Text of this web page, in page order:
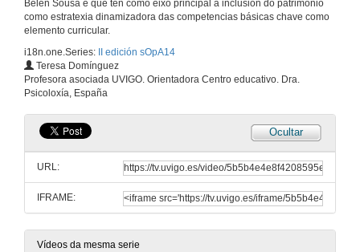
Belén Sousa e que ten como eixo principal a inclusión do patrimonio
como estratexia dinamizadora das competencias básicas chave como
elemento curricular.
i18n.one.Series:
II edición sOpA14
Teresa Domínguez
Profesora asociada UVIGO. Orientadora Centro educativo. Dra.
Psicoloxía, España
Ocultar
URL:
IFRAME:
Vídeos da mesma serie
Socializando a educación superior
A fabricación dun mosaico romano por estudantes universitarios, ¿éxito ou fracaso?
26 de set. de 2014
O patrimonio cultural como elemento vehicular da participación das familias no centro